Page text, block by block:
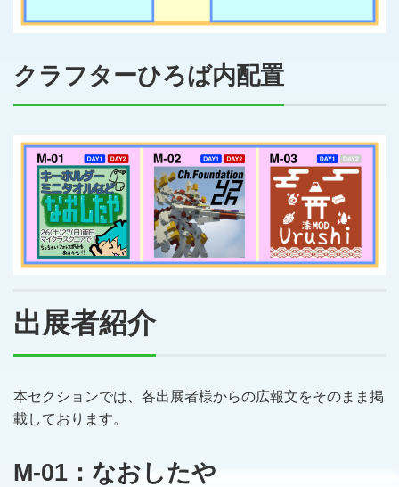
クラフターひろば内配置
出展者紹介
本セクションでは、各出展者様からの広報文をそのまま掲
載しております。
M-01：なおしたや